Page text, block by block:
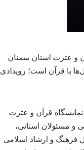
و عترت استان سمنان
با قرآن است؛ رویدادی
قرآن و عترت
و مسئولان استانی،
فرهنگ و ارشاد اسلامی